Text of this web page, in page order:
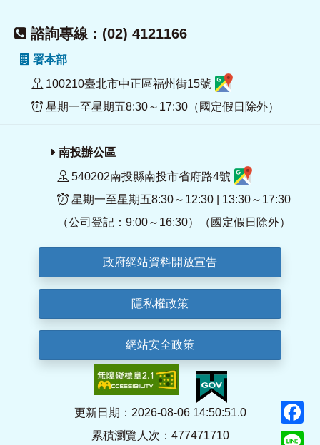
諮詢專線：(02) 4121166
署本部
100210臺北市中正區福州街15號
星期一至星期五8:30～17:30（國定假日除外）
南投辦公區
540202南投縣南投市省府路4號
星期一至星期五8:30～12:30 | 13:30～17:30
（公司登記：9:00～16:30）（國定假日除外）
政府網站資料開放宣告
隱私權政策
網站安全政策
更新日期：2026-08-06 14:50:51.0
累積瀏覽人次：477471710